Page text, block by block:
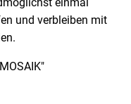
und verbleiben mit